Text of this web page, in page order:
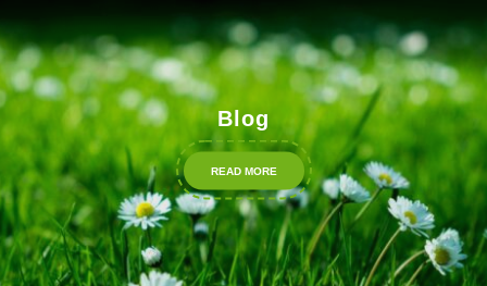
Blog
READ MOREREAD
MORE